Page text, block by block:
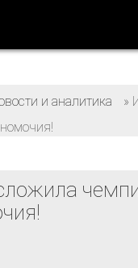
и аналитика »